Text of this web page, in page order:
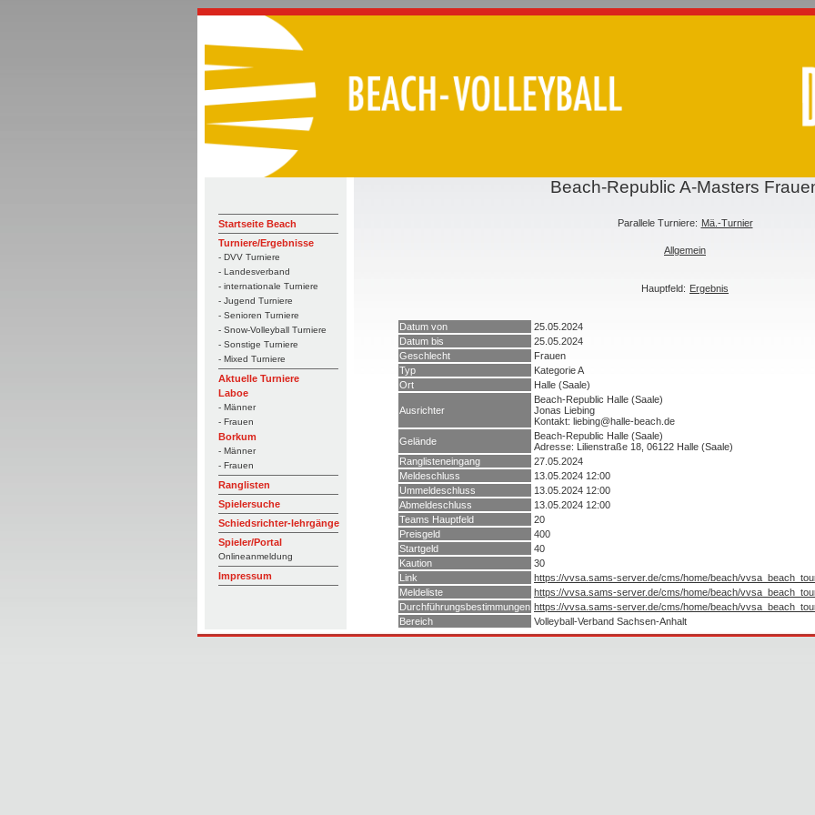
Startseite Beach
Turniere/Ergebnisse
- DVV Turniere
- Landesverband
- internationale Turniere
- Jugend Turniere
- Senioren Turniere
- Snow-Volleyball Turniere
- Sonstige Turniere
- Mixed Turniere
Aktuelle Turniere
Laboe
- Männer
- Frauen
Borkum
- Männer
- Frauen
Ranglisten
Spielersuche
Schiedsrichter-lehrgänge
Spieler/Portal
Onlineanmeldung
Impressum
Beach-Republic A-Masters
Parallele Turniere: Mä.-Turnier
Allgemein
Hauptfeld: Ergebnis
Datum von
25.05.2024
Datum bis
25.05.2024
Geschlecht
Frauen
Typ
Kategorie A
Ort
Halle (Saale)
Ausrichter
Beach-Republic Halle (Saale)
Jonas Liebing
Kontakt: liebing@halle-beach.de
Gelände
Beach-Republic Halle (Saale)
Adresse: Lilienstraße 18, 06122 Halle (Saale)
Ranglisteneingang
27.05.2024
Meldeschluss
13.05.2024 12:00
Ummeldeschluss
13.05.2024 12:00
Abmeldeschluss
13.05.2024 12:00
Teams Hauptfeld
20
Preisgeld
400
Startgeld
40
Kaution
30
Link
https://vvsa.sams-server.de/cms/home/beach/
Meldeliste
https://vvsa.sams-server.de/cms/home/beach/
Durchführungsbestimmungen https://vvsa.sams-server.de/cms/home/beach/
Bereich
Volleyball-Verband Sachsen-Anhalt